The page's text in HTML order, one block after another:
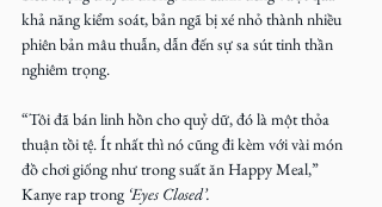
khả năng kiểm soát, bản ngã bị xé nhỏ thành nhiều
phiên bản mâu thuẫn, dẫn đến sự sa sút tinh thần
nghiêm trọng.
“Tôi đã bán linh hồn cho quỷ dữ, đó là một thỏa
thuận tồi tệ. Ít nhất thì nó cũng đi kèm với vài món
đồ chơi giống như trong suất ăn Happy Meal,”
Kanye rap trong ‘Eyes Closed’.